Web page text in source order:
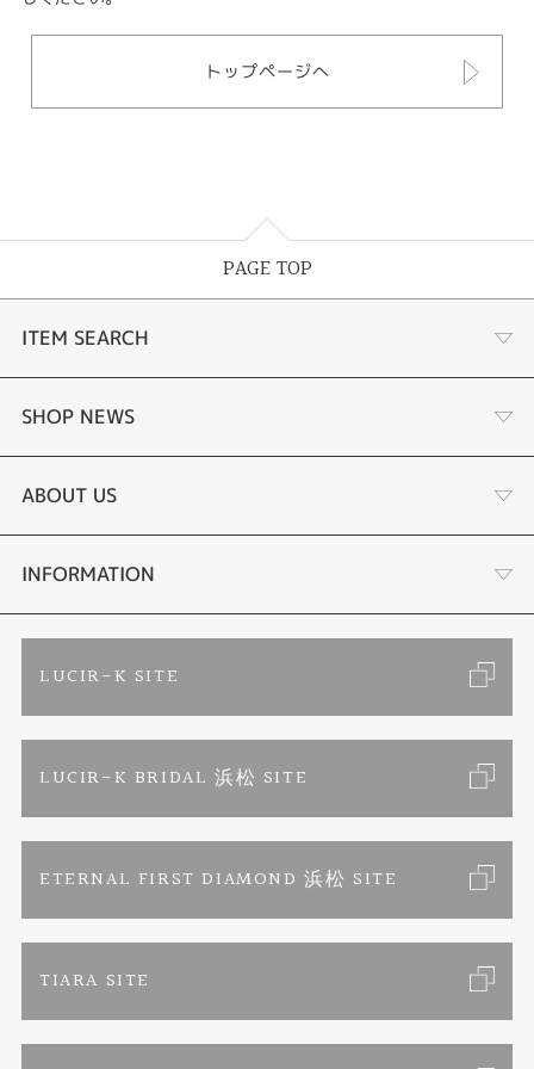
トップページへ
PAGE TOP
ITEM SEARCH
婚約指輪 結婚指輪
ラボグロウンダイヤモンド婚約指輪
手作り結婚指輪
手作りペアリング
カラー発色ジュエリー
パーマネントジュエリー
SHOP NEWS
商品一覧
ブランドリスト
リフォーム
ABOUT US
店舗情報・会社概要
お問い合わせ
INFORMATION
LUCIR-K SITE
LUCIR-K BRIDAL 浜松 SITE
ETERNAL FIRST DIAMOND 浜松 SITE
TIARA SITE